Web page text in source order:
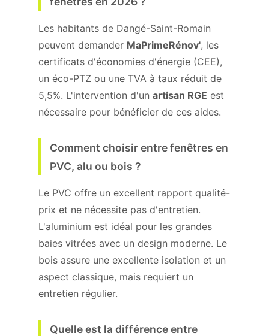
Les habitants de Dangé-Saint-Romain
peuvent demander MaPrimeRénov', les
certificats d'économies d'énergie (CEE),
un éco-PTZ ou une TVA à taux réduit de
5,5%. L'intervention d'un artisan RGE est
nécessaire pour bénéficier de ces aides.
Comment choisir entre fenêtres en
PVC, alu ou bois ?
Le PVC offre un excellent rapport qualité-
prix et ne nécessite pas d'entretien.
L'aluminium est idéal pour les grandes
baies vitrées avec un design moderne. Le
bois assure une excellente isolation et un
aspect classique, mais requiert un
entretien régulier.
Quelle est la différence entre